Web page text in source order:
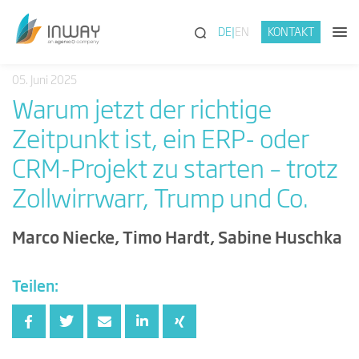
(SUCHE)
DE EN KONTAKT
05. Juni 2025
Warum jetzt der richtige
Zeitpunkt ist, ein ERP- oder
CRM-Projekt zu starten – trotz
Zollwirrwarr, Trump und Co.
Marco Niecke, Timo Hardt, Sabine Huschka
Teilen: